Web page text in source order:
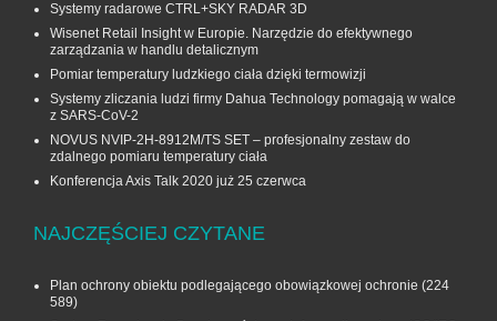
Systemy radarowe CTRL+SKY RADAR 3D
Wisenet Retail Insight w Europie. Narzędzie do efektywnego
zarządzania w handlu detalicznym
Pomiar temperatury ludzkiego ciała dzięki termowizji
Systemy zliczania ludzi firmy Dahua Technology pomagają w walce
z SARS-CoV-2
NOVUS NVIP-2H-8912M/TS SET – profesjonalny zestaw do
zdalnego pomiaru temperatury ciała
Konferencja Axis Talk 2020 już 25 czerwca
NAJCZĘŚCIEJ CZYTANE
Plan ochrony obiektu podlegającego obowiązkowej ochronie (224
589)